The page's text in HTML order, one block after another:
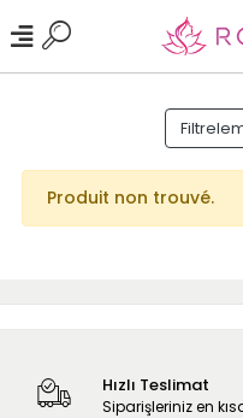
Produit non trouvé.
Hızlı Teslimat
Siparişleriniz en